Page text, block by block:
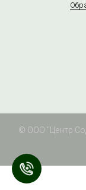
© ООО "Центр
Нажмите